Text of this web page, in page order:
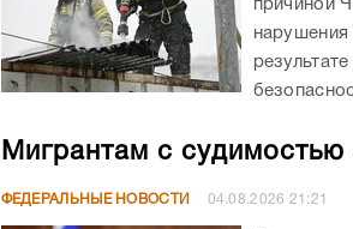
причиной
нарушения
Мигрантам с
ФЕДЕРАЛЬНЫЕ НОВОСТИ 04.08.2026 21:21